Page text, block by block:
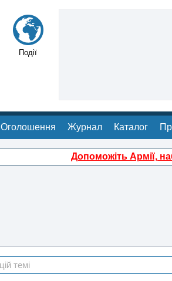
Події
Оголошення Журнал Каталог
Допоможіть Армії,